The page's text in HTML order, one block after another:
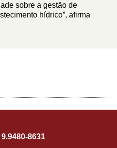
sobre a gestão de
hídrico”, afirma
9.9480-8631